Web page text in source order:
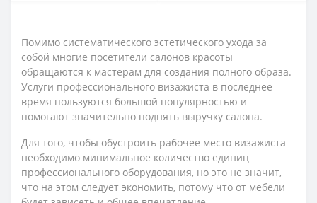
Помимо систематического эстетического ухода за
собой многие посетители салонов красоты
обращаются к мастерам для создания полного образа.
Услуги профессионального визажиста в последнее
время пользуются большой популярностью и
помогают значительно поднять выручку салона.
Для того, чтобы обустроить рабочее место визажиста
необходимо минимальное количество единиц
профессионального оборудования, но это не значит,
что на этом следует экономить, потому что от мебели